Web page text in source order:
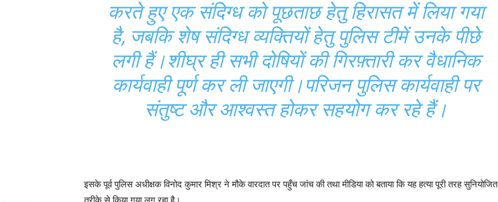
करते हुए एक संदिग्ध को पूछताछहेतु हिरासत में लिया गया
है, जबकि शेष संदिग्धव्यक्तियों हेतु पुलिस टीमें उनके पीछे
लगी हैं।शीघ्र ही सभी दोषियों की गिरफ़्तारी कर वैधानिक
कार्यवाही पूर्ण कर ली जाएगी।परिजन पुलिसकार्यवाही पर
संतुष्ट और आश्वस्त होकर सहयोगकर रहे हैं।
इसके पूर्व पुलिस अधीक्षक विनोद कुमार मिश्र ने मौके वारदात पर पहुँच जांच की तथा मीडिया को बताया कि यह हत्या पूरी तरह सुनियोजित